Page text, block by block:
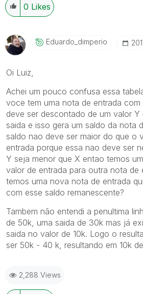
0 Likes
Eduardo_dimperiO
Oi Luiz,
Achei um pouco confusa essa
voce tem uma nota de entrada com
deve ser descontado de um valor Y
saida e isso gera um saldo da nota
saldo nao deve ser maior do que o
entrada porque essa nao deve ser
Y seja menor que X entao temos
valor de entrada para outra nota de
temos uma nova nota de entrada
com esse saldo remanescente?
Tambem não entendi a penultima
de 50k, uma saida de 30k mas já
saida no valor de 10k. Logo o
ser 50k - 40 k, resultando em 10k
2,288 Views